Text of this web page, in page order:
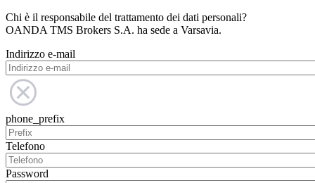
Chi è il responsabile del trattamento dei dati personali?
OANDA TMS Brokers S.A. ha sede a Varsavia.
Indirizzo e-mail
phone_prefix
Telefono
Password